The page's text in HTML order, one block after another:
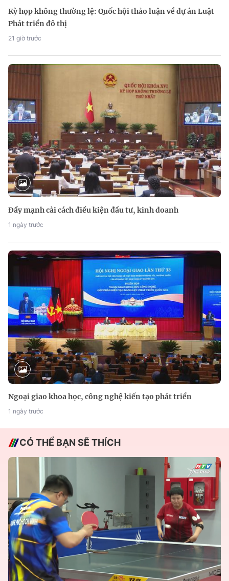
Kỳ họp không thường lệ: Quốc hội thảo luận về dự án Luật
Phát triển đô thị
21 giờ trước
Đẩy mạnh cải cách điều kiện đầu tư, kinh doanh
1 ngày trước
Ngoại giao khoa học, công nghệ kiến tạo phát triển
1 ngày trước
CÓ THỂ BẠN SẼ THÍCH